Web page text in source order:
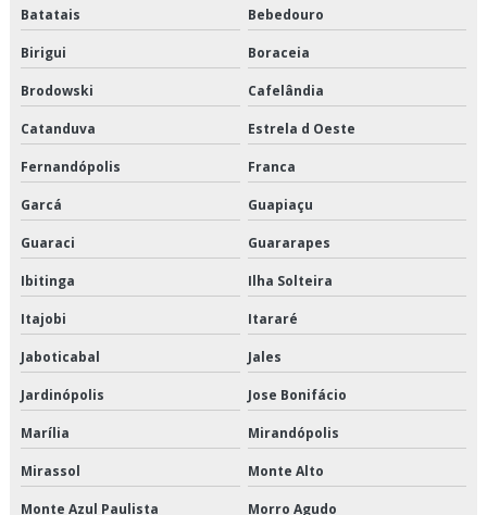
Transporte cross docking
Transporte de alimentos
Transporte de alimentos congelados
Transporte de alimentos perecíveis
Transporte de alimentos perecíveis em sp
Transporte de alimentos perecíveis preço
Transporte de alimentos perecíveis são paulo
Transporte de alimentos perecíveis valor
Transporte de cargas de alimentos
Batatais Bebedouro
Birigui Boraceia
Brodowski Cafelândia
Catanduva Estrela d Oeste
Fernandópolis Franca
Garcá Guapiaçu
Guaraci Guararapes
Ibitinga Ilha Solteira
Itajobi Itararé
Jaboticabal Jales
Jardinópolis Jose Bonifácio
Marília Mirandópolis
Mirassol Monte Alto
Monte Azul Paulista Morro Agudo